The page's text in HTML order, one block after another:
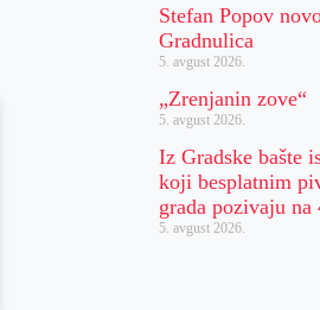
Stefan Popov
Gradnulica
5. avgust 2026.
„Zrenjanin zove“
5. avgust 2026.
Iz Gradske bašte
koji besplatnim
grada pozivaju na
5. avgust 2026.